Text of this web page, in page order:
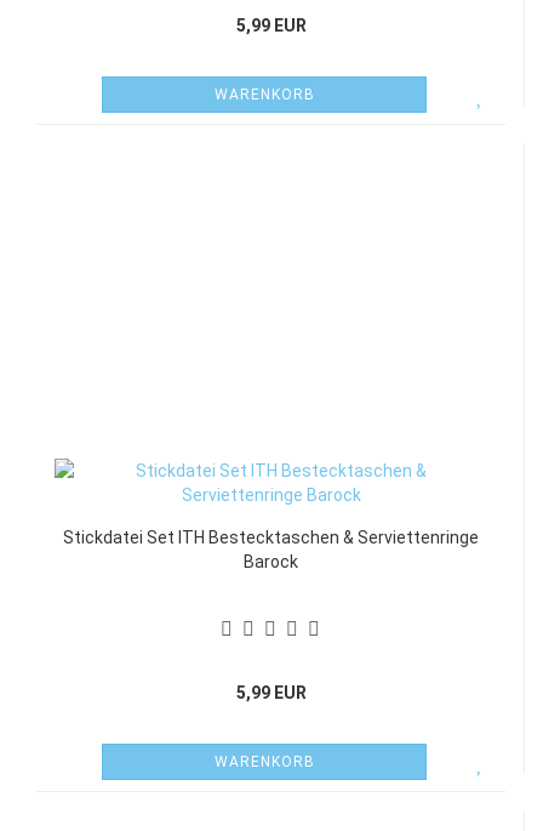
5,99 EUR
WARENKORB
Stickdatei Set ITH Bestecktaschen & Serviettenringe
Barock
5,99 EUR
WARENKORB